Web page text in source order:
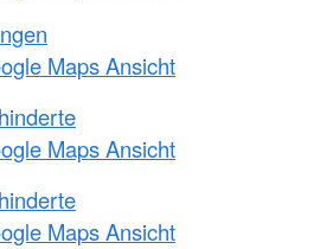
Maps Ansicht
Maps Ansicht
Maps Ansicht